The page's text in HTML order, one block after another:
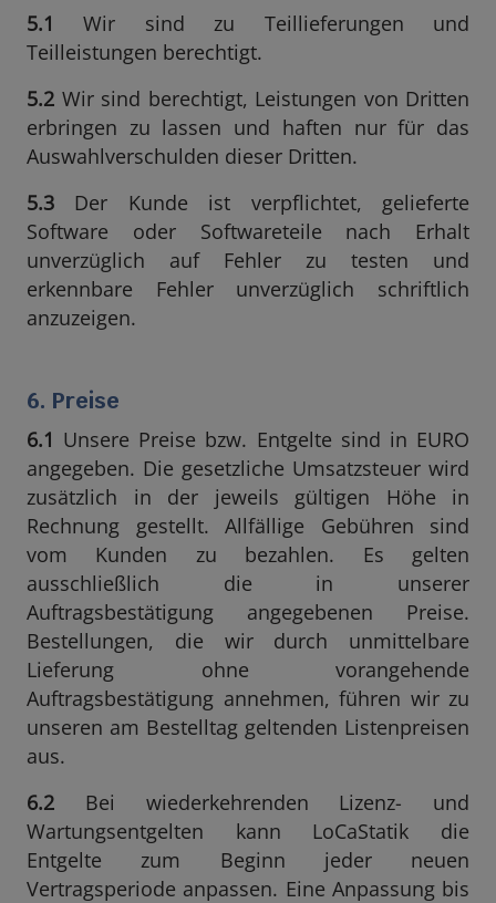
5.1
Wir sind zu Teillieferungen und
Teilleistungen berechtigt.
5.2 Wir sind berechtigt, Leistungen von Dritten
erbringen zu lassen und haften nur für das
Auswahlverschulden dieser Dritten.
5.3 Der Kunde ist verpflichtet, gelieferte
Software oder Softwareteile nach Erhalt
unverzüglich auf Fehler zu testen und
erkennbare Fehler unverzüglich schriftlich
anzuzeigen.
6. Preise
6.1 Unsere Preise bzw. Entgelte sind in EURO
angegeben. Die gesetzliche Umsatzsteuer wird
zusätzlich in der jeweils gültigen Höhe in
Rechnung gestellt. Allfällige Gebühren sind
vom Kunden zu bezahlen. Es gelten
ausschließlich die in unserer
Auftragsbestätigung angegebenen Preise.
Bestellungen, die wir durch unmittelbare
Lieferung ohne vorangehende
Auftragsbestätigung annehmen, führen wir zu
unseren am Bestelltag geltenden Listenpreisen
aus.
6.2 Bei wiederkehrenden Lizenz- und
Wartungsentgelten kann LoCaStatik die
Entgelte zum Beginn jeder neuen
Vertragsperiode anpassen. Eine Anpassung bis